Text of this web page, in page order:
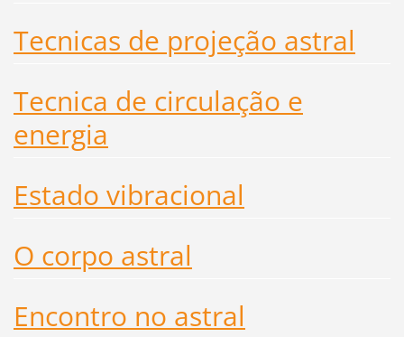
Tecnicas de projeção astral
Tecnica de circulação e
energia
Estado vibracional
O corpo astral
Encontro no astral